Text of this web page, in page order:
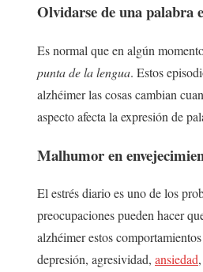
Olvidarse de una palabra
Es normal que en algún
punta de la lengua. Estos
alzhéimer las cosas cambian
aspecto afecta la expresión de
Malhumor en
El estrés diario es uno de los
preocupaciones pueden hacer
alzhéimer estos
depresión, agresividad, ansiedad